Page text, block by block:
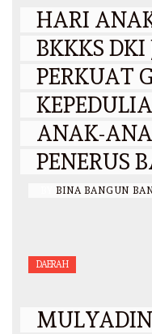
HARI
BKKKS
PERKUAT
ANAK-
PENERUS
BINA BANGUN
DAERAH